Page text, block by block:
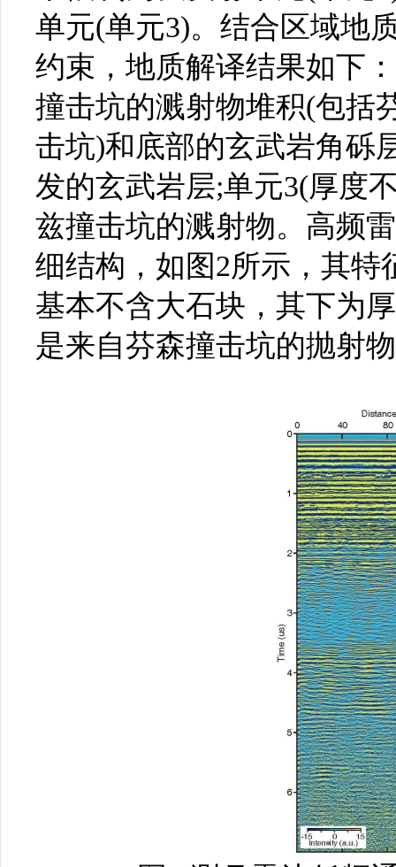
单元(单元3)。结合区域地
约束，地质解译结果如下
撞击坑的溅射物堆积(包括
击坑)和底部的玄武岩角砾
发的玄武岩层;单元3(厚度
兹撞击坑的溅射物。高频
细结构，如图2所示，其特
基本不含大石块，其下为
是来自芬森撞击坑的抛射